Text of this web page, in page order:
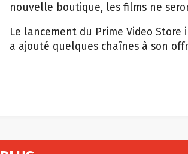
nouvelle boutique, les films ne
Le lancement du Prime Video
a ajouté quelques chaînes à son